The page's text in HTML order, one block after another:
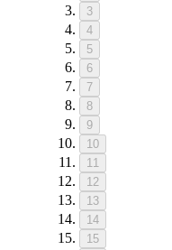
3
4
5
6
7
8
9
10
11
12
13
14
15